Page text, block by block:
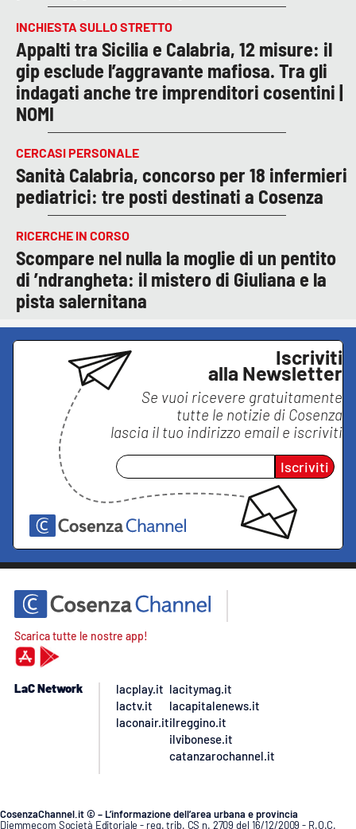
INCHIESTA SULLO STRETTO
Appalti tra Sicilia e Calabria, 12 misure: il
gip esclude l’aggravante mafiosa. Tra gli
indagati anche tre imprenditori cosentini |
NOMI
CERCASI PERSONALE
Sanità Calabria, concorso per 18 infermieri
pediatrici: tre posti destinati a Cosenza
RICERCHE IN CORSO
Scompare nel nulla la moglie di un pentito
di ’ndrangheta: il mistero di Giuliana e la
pista salernitana
Iscriviti
alla Newsletter
Se vuoi ricevere gratuitamente
tutte le notizie di Cosenza
lascia il tuo indirizzo email e iscriviti
Iscriviti
Scarica tutte le nostre app!
LaC Network
lacplay.it
lactv.it
laconair.it
lacitymag.it
lacapitalenews.it
ilreggino.it
ilvibonese.it
catanzarochannel.it
CosenzaChannel.it © – L’informazione dell’area urbana e provincia
Diemmecom Società Editoriale - reg. trib. CS n. 2709 del 16/12/2009 - R.O.C.